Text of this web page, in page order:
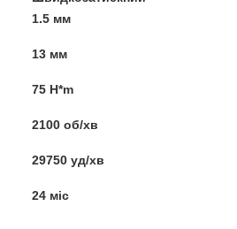
1.5 мм
13 мм
75 H*m
2100 об/хв
29750 уд/хв
24 міс